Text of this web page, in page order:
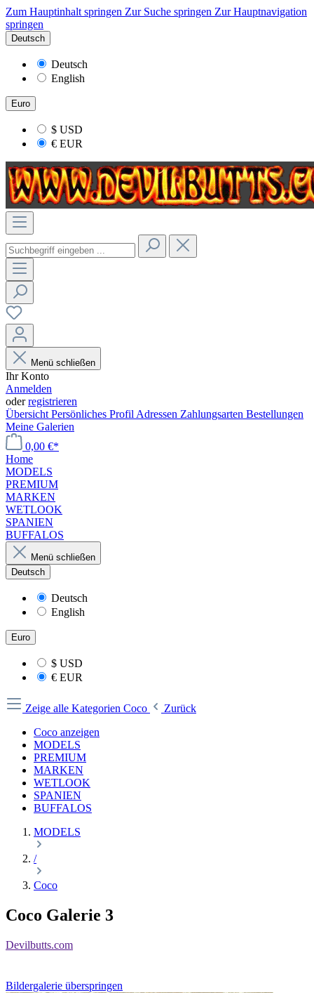
Zum Hauptinhalt springen Zur Suche springen Zur Hauptnavigation
springen
Deutsch
Deutsch
English
Euro
$ USD
€ EUR
Menü schließen
Ihr Konto
Anmelden
oderregistrieren
Übersicht Persönliches Profil Adressen Zahlungsarten Bestellungen
Meine Galerien
0,00 €*
Home
MODELS
PREMIUM
MARKEN
WETLOOK
SPANIEN
BUFFALOS
Menü schließen
Deutsch
Deutsch
English
Euro
$ USD
€ EUR
Zeige alle Kategorien Coco
Zurück
Coco anzeigen
MODELS
PREMIUM
MARKEN
WETLOOK
SPANIEN
BUFFALOS
MODELS
/
Coco
Coco Galerie 3
Devilbutts.com
Bildergalerie überspringen